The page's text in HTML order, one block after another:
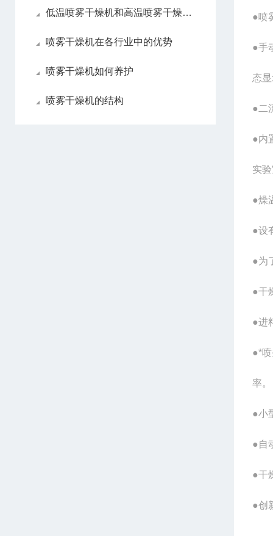
低温喷雾干燥机和高温喷雾干燥机各自优点
喷雾干燥机在各行业中的优势
喷雾干燥机如何养护
喷雾干燥机的结构
●喷
●手
态
●二
●内
实
●燥
●设
●为
●干
●进
●*
率。
●小
●自
●干
●创